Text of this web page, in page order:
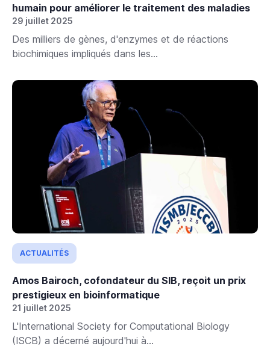
humain pour améliorer le traitement des maladies
29 juillet 2025
Des milliers de gènes, d'enzymes et de réactions
biochimiques impliqués dans les...
ACTUALITÉS
Amos Bairoch, cofondateur du SIB, reçoit un prix
prestigieux en bioinformatique
21 juillet 2025
L'International Society for Computational Biology
(ISCB) a décerné aujourd'hui à...